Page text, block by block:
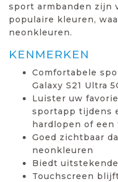
sport armbanden zijn
populaire kleuren,
neonkleuren.
KENMERKEN
Comfortabele
Galaxy S21 Ultra
Luister uw
sportapp tijdens
hardlopen of
Goed zichtbaar
neonkleuren
Biedt
Touchscreen